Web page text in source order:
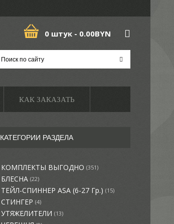
0 штук - 0.00BYN
КАК ЗАКАЗАТЬ
КАТЕГОРИИ РАЗДЕЛА
КОМПЛЕКТЫ ВЫГОДНО (351)
БЛЕСНА (22)
ТЕЙЛ-СПИННЕР ASA (6-27 Гр.) (15)
СТИНГЕР (4)
УТЯЖЕЛИТЕЛИ (13)